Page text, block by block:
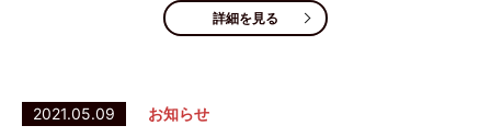
詳細を見る
2021.05.09 お知らせ